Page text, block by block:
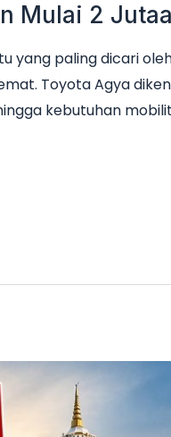
Mulai 2
yang paling dicari
Toyota Agya
kebutuhan